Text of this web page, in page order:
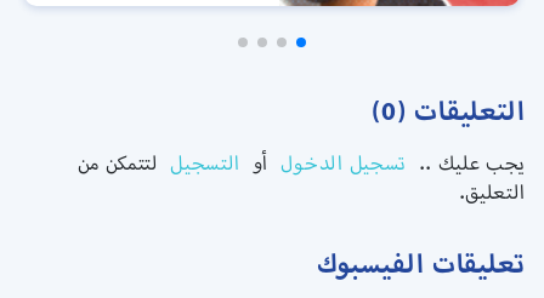
التعليقات (0)
يجب عليك .. تسجيل الدخول أو التسجيل لتتمكن من
التعليق.
تعليقات الفيسبوك